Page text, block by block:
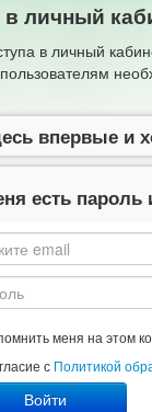
личный
в личный
впервые и
есть пароль
меня на этом
с Политикой
Войти